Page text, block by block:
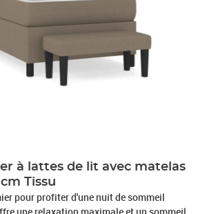
à lattes de lit avec matelas
Tissu
pour profiter d'une nuit de sommeil